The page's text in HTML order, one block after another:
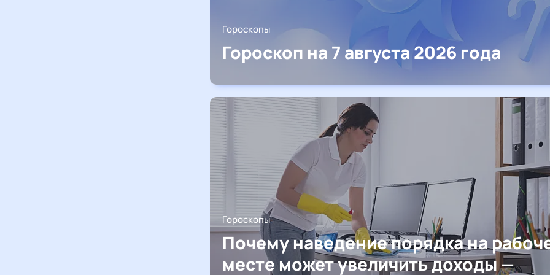
Гороскопы
Гороскоп на 7 августа 2026 года
Гороскопы
Почему наведение порядка на
месте может увеличить доходы —